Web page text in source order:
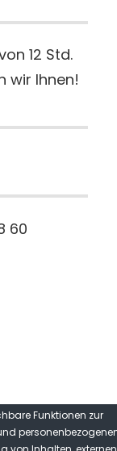
12 Std.
wir Ihnen!
60
Funktionen zur